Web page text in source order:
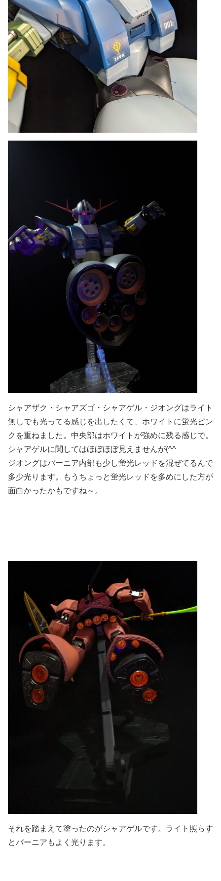
シャアザク・シャアズゴ・シャアゲル・ジオングはライト
無しでも光ってる感じを出したくて、ホワイトに蛍光ピン
クを重ねました。中央部はホワイトが強めに残る感じで。
シャアゲルに関してはほぼほぼ見えませんが(^^ゞ
ジオングはバーニア内部も少し蛍光レッドを混ぜてるんで
多少光ります。もうちょっと蛍光レッドを多めにした方が
面白かったかもですね～。
それを踏まえて塗ったのがシャアゲルです。ライト照らす
とバーニアもよく光ります。